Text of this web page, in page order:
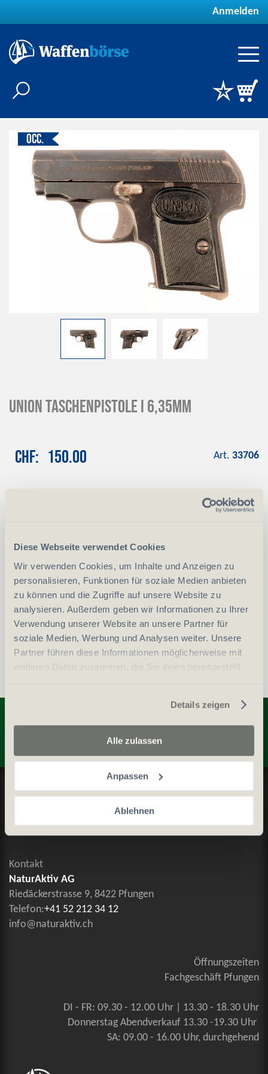
Diese Webseite verwendet Cookies
Wir verwenden Cookies, um Inhalte und Anzeigen zu
personalisieren, Funktionen für soziale Medien anbieten
zu können und die Zugriffe auf unsere Website zu
analysieren. Außerdem geben wir Informationen zu Ihrer
Verwendung unserer Website an unsere Partner für
soziale Medien, Werbung und Analysen weiter. Unsere
Partner führen diese Informationen möglicherweise mit
weiteren Daten zusammen, die Sie ihnen bereitgestellt
Details zeigen
Alle zulassen
Anpassen
Ablehnen
Anmelden
Occ.
UNION Taschenpistole I 6,35mm
CHF 150.00 Art. 33706
vergleichen
Erwerbsvoraussetzung:
Waffenerwerbschein (WES)
Personalien (ID/Pass)
Entdecken Sie weitere Produkte
Datenschutz und Cookie-Richtlinien
Kontaktieren Sie uns
Kontakt
NaturAktiv AG
Riedäckerstrasse 9, 8422 Pfungen
Telefon:+41 52 212 34 12
info@naturaktiv.ch
Öffnungszeiten
Fachgeschäft Pfungen
DI - FR: 09.30 - 12.00 Uhr | 13.30 - 18.30 Uhr
Donnerstag Abendverkauf 13.30 -19.30 Uhr
SA: 09.00 - 16.00 Uhr, durchgehend